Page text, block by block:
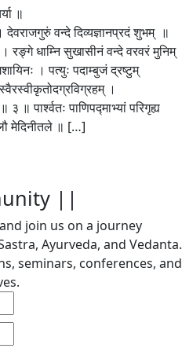
॥
देवराजगुरुं वन्दे दिव्यज्ञानप्रदं शुभम् ॥
धाम्नि सुखासीनं वन्दे वरवरं मुनिम्
। पत्युः पदाम्बुजं द्रष्टुम्
।
॥ पार्श्वतः पाणिपद्माभ्यां परिगृह्य
मेदिनीतले ॥ […]
||
join us on a journey
Ayurveda, and Vedanta.
seminars, conferences, and